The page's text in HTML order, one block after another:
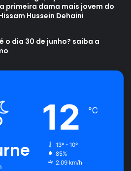
vantagens
primeira dama mais jovem do
Hussein Dehaini
o dia 30 de junho? saiba a
12 ℃
13º - 10º
85%
2.09 km/h